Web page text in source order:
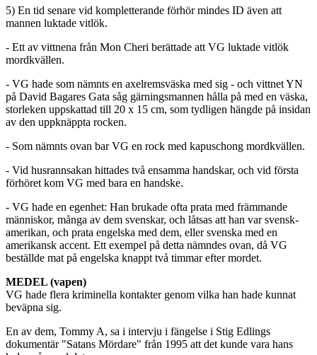
5) En tid senare vid kompletterande förhör mindes ID även att
mannen luktade vitlök.
- Ett av vittnena från Mon Cheri berättade att VG luktade vitlök
mordkvällen.
- VG hade som nämnts en axelremsväska med sig - och vittnet YN
på David Bagares Gata såg gärningsmannen hålla på med en väska,
storleken uppskattad till 20 x 15 cm, som tydligen hängde på insidan
av den uppknäppta rocken.
- Som nämnts ovan bar VG en rock med kapuschong mordkvällen.
- Vid husrannsakan hittades två ensamma handskar, och vid första
förhöret kom VG med bara en handske.
- VG hade en egenhet: Han brukade ofta prata med främmande
människor, många av dem svenskar, och låtsas att han var svensk-
amerikan, och prata engelska med dem, eller svenska med en
amerikansk accent. Ett exempel på detta nämndes ovan, då VG
beställde mat på engelska knappt två timmar efter mordet.
MEDEL (vapen)
VG hade flera kriminella kontakter genom vilka han hade kunnat
beväpna sig.
En av dem, Tommy A, sa i intervju i fängelse i Stig Edlings
dokumentär "Satans Mördare" från 1995 att det kunde vara hans